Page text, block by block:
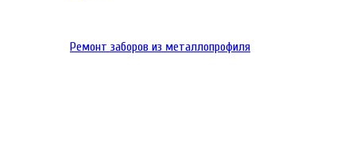
Ремонт заборов из металлопрофиля